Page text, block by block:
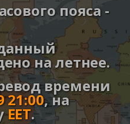
пояса -
на летнее.
времени
21:00,на
EET.